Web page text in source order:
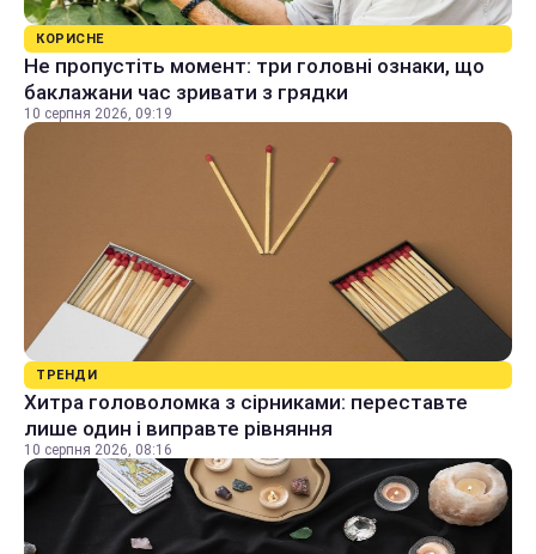
КОРИСНЕ
Не пропустіть момент: три головні ознаки, що
баклажани час зривати з грядки
10 серпня 2026, 09:19
ТРЕНДИ
Хитра головоломка з сірниками: переставте
лише один і виправте рівняння
10 серпня 2026, 08:16